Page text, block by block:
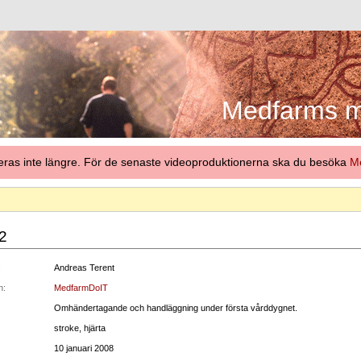
Medfarms
inte längre. För de senaste videoproduktionerna ska du besöka
Andreas Terent
MedfarmDoIT
Omhändertagande och handläggning under första vårddygnet.
stroke, hjärta
10 januari 2008